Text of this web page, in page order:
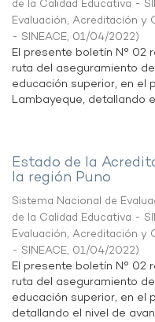
de la Calidad Educativa -
Evaluación, Acreditación y
- SINEACE, 01/04/2022)
El presente boletín N° 02
ruta del aseguramiento
educación superior, en el
Lambayeque, detallando
Estado de la
la región Puno
Sistema Nacional de
de la Calidad Educativa -
Evaluación, Acreditación y
- SINEACE, 01/04/2022)
El presente boletín N° 02
ruta del aseguramiento
educación superior, en el
detallando el nivel de